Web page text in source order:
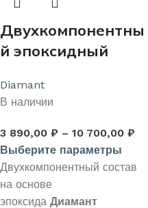
Двухкомпонентны
й эпоксидный
заполнитель
«МРАМОР»
Diamant
В наличии
3 890,00 ₽ – 10 700,00 ₽
Выберите параметры
Двухкомпонентный состав
на основе
эпоксида Диамант